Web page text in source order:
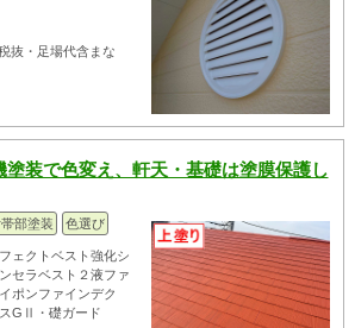
抜・足場代含まな
塗装で色変え、軒天・基礎は塗膜保護し
部塗装 色選び
ェクトベスト強化シ
セラベスト２液ファ
ポンファインデク
GⅡ・礎ガード